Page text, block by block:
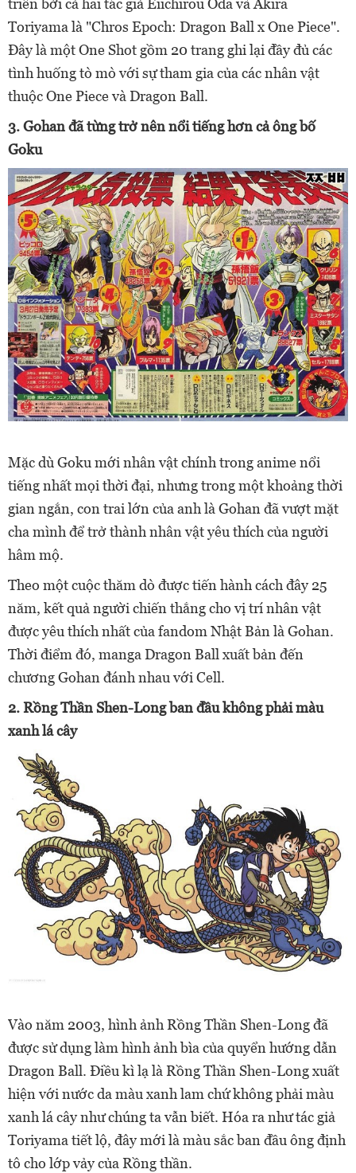
triển bởi cả hai tác giả Eiichirou Oda và Akira
Toriyama là "Chros Epoch: Dragon Ball x One Piece".
Đây là một One Shot gồm 20 trang ghi lại đầy đủ các
tình huống tò mò với sự tham gia của các nhân vật
thuộc One Piece và Dragon Ball.
3. Gohan đã từng trở nên nổi tiếng hơn cả ông bố
Goku
Mặc dù Goku mới nhân vật chính trong anime nổi
tiếng nhất mọi thời đại, nhưng trong một khoảng thời
gian ngắn, con trai lớn của anh là Gohan đã vượt mặt
cha mình để trở thành nhân vật yêu thích của người
hâm mộ.
Theo một cuộc thăm dò được tiến hành cách đây 25
năm, kết quả người chiến thắng cho vị trí nhân vật
được yêu thích nhất của fandom Nhật Bản là Gohan.
Thời điểm đó, manga Dragon Ball xuất bản đến
chương Gohan đánh nhau với Cell.
2. Rồng Thần Shen-Long ban đầu không phải màu
xanh lá cây
Vào năm 2003, hình ảnh Rồng Thần Shen-Long đã
được sử dụng làm hình ảnh bìa của quyển hướng dẫn
Dragon Ball. Điều kì lạ là Rồng Thần Shen-Long xuất
hiện với nước da màu xanh lam chứ không phải màu
xanh lá cây như chúng ta vẫn biết. Hóa ra như tác giả
Toriyama tiết lộ, đây mới là màu sắc ban đầu ông định
tô cho lớp vảy của Rồng thần.